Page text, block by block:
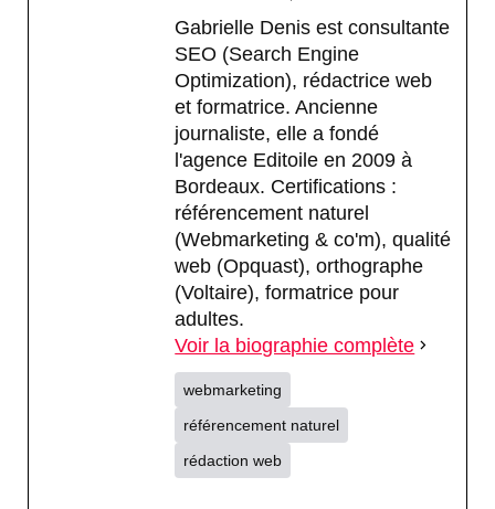
Gabrielle Denis est consultante
SEO (Search Engine
Optimization), rédactrice web
et formatrice. Ancienne
journaliste, elle a fondé
l'agence Editoile en 2009 à
Bordeaux. Certifications :
référencement naturel
(Webmarketing & co'm), qualité
web (Opquast), orthographe
(Voltaire), formatrice pour
adultes.
Voir la biographie complète
webmarketing
référencement naturel
rédaction web